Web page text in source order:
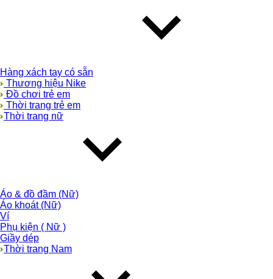
Hàng xách tay có sẵn
Thương hiệu Nike
Đồ chơi trẻ em
Thời trang trẻ em
Thời trang nữ
Áo & đồ đầm (Nữ)
Áo khoát (Nữ)
Ví
Phụ kiện ( Nữ )
Giầy dép
Thời trang Nam